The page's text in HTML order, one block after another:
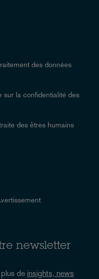
des données
sur la confidentialité des
des êtres humains
newsletter
de insights, news